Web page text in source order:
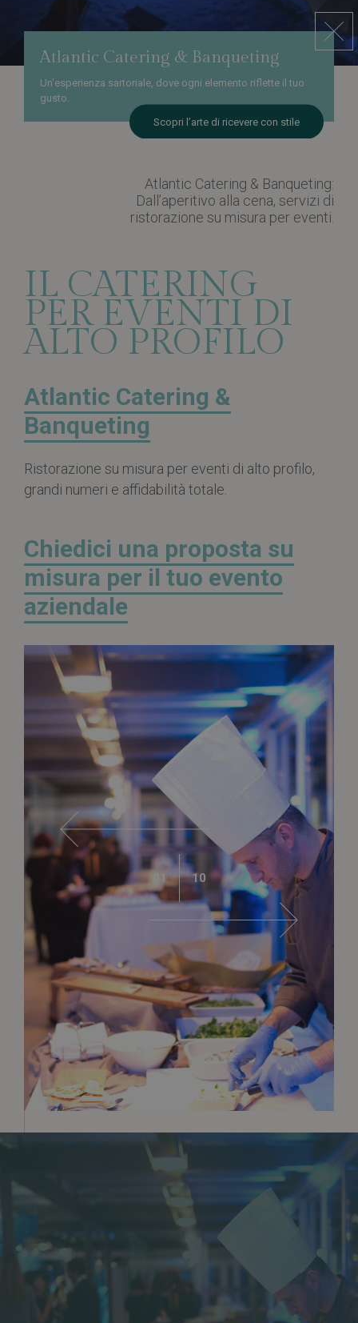
Atlantic Catering & Banqueting:
Dall’aperitivo alla cena, servizi di
ristorazione su misura per eventi.
IL CATERING
PER EVENTI DI
ALTO PROFILO
Atlantic Catering &
Banqueting
Ristorazione su misura per eventi di alto profilo,
grandi numeri e affidabilità totale.
Chiedici una proposta su
misura per il tuo evento
aziendale
01 10
Atlantic Catering & Banqueting
Un’esperienza sartoriale, dove ogni elemento riflette il tuo
gusto.
Scopri l’arte di ricevere con stile